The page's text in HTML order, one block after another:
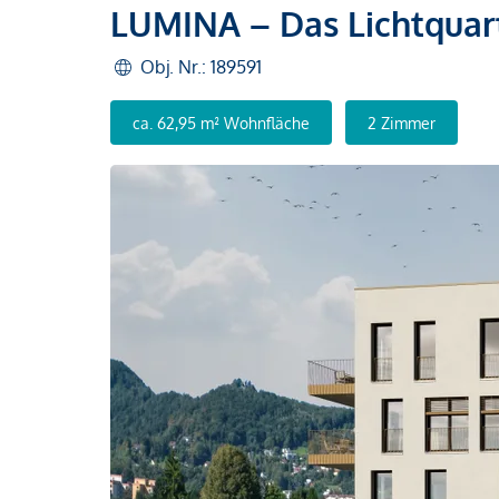
LUMINA – Das
Obj. Nr.: 189591
ca. 62,95 m² Wohnfläche 2 Zimmer